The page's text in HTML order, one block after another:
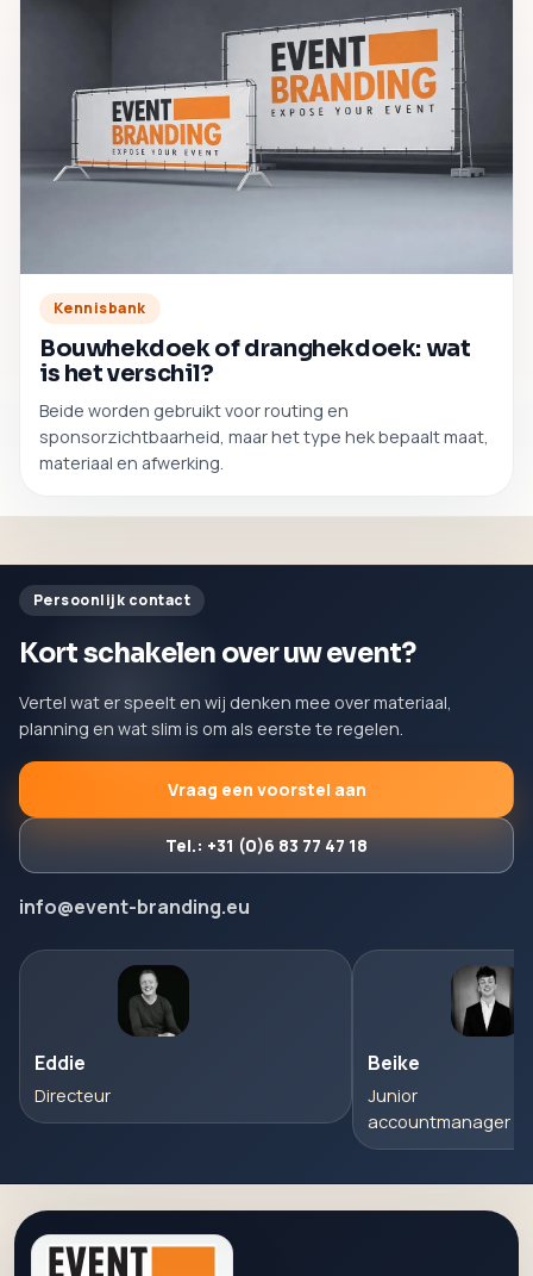
Kennisbank
Bouwhekdoek of dranghekdoek: wat
is het verschil?
Beide worden gebruikt voor routing en
sponsorzichtbaarheid, maar het type hek bepaalt maat,
materiaal en afwerking.
Persoonlijk contact
Kort schakelen over uw event?
Vertel wat er speelt en wij denken mee over materiaal,
planning en wat slim is om als eerste te regelen.
Vraag een voorstel aan
Tel.: +31 (0)6 83 77 47 18
info@event-branding.eu
Eddie
Directeur
Beike
Junior
accountmanager